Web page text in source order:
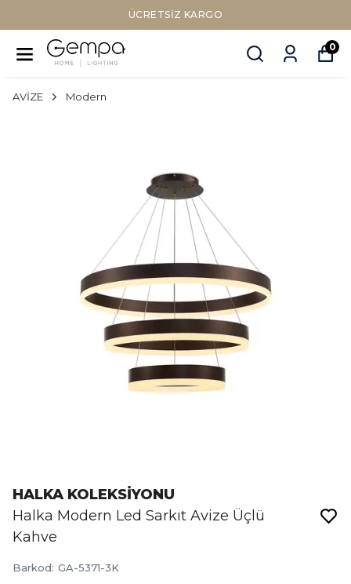
Sepette Nakit Ödemede Ek %10 İNDİRİM
0
AVİZE Modern
HALKA KOLEKSİYONU
Halka Modern Led Sarkıt Avize Üçlü
Kahve
Barkod: GA-5371-3K